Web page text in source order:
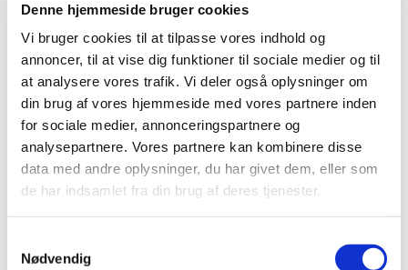
Denne hjemmeside bruger cookies
Vi bruger cookies til at tilpasse vores indhold og
annoncer, til at vise dig funktioner til sociale medier og til
at analysere vores trafik. Vi deler også oplysninger om
din brug af vores hjemmeside med vores partnere inden
for sociale medier, annonceringspartnere og
analysepartnere. Vores partnere kan kombinere disse
data med andre oplysninger, du har givet dem, eller som
de har indsamlet fra din brug af deres tjenester.
Nødvendig
Selmer sendte på markedet i 1954. I 1960 solgte Stan Getz
sin Balanced Action til musikforretningen
Marno Sørenseni Skindergade i København, der hurtigt
solgte den videre.
Køberen holdt ved og af den i 60 år – lige indtil, at Jan
Harbeck købte den i 2020. På det tidspunkt spillede
Harbeck på en
Selmer MK VI
, som han så nedgraderede
til sin andensaxofon. Helt modsat af Stan Getz, men
»Jeg købte den af ham, der købte den tilbage i 1960. På
grund af alderdom kunne han ikke spille på den mere, så